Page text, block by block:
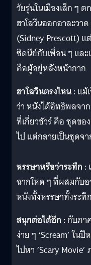
วัยรุ่นในเมืองเล็ก ๆ
ฮาโลวีนออกอาละว
(Sidney Prescott)
ซิดนีย์กับเพื่อน ๆ และ
คือผู้อยู่หลังหน้ากาก
ฮาโลวีนตรงไหน :แม้
ว่า หนังได้อิทธิพลจาก
ที่เกี่ยวชัวร์ คือ ชุดขอ
ไป แต่กลายเป็นชุดจ
หรรษาหรือว่าระทึก :
ฉากโหด ๆ ที่ผสมกับ
หนังทั้งหรรษาทั้งระทึ
สนุกต่อได้อีก :กับภา
ง่าย ๆ ‘Scream’ ใน
ไปหา ‘Scary